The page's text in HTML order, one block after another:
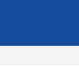
土耳其沙特巴基斯